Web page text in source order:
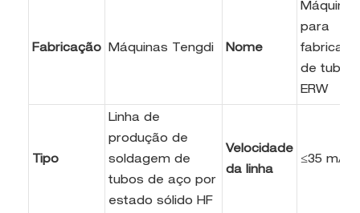
Fabricação Máquinas Tengdi Nome
Máquina
para
de tubos
ERW
Tipo
Linha de
produção de
soldagem de
tubos de aço por
estado sólido HF
Velocidade
da linha
≤35 m/